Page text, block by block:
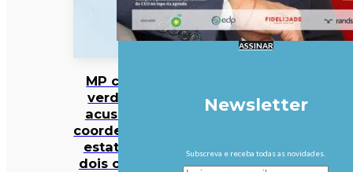
MP cabo-
verdiano
acusa ex-
coordenador
estatal de
dois crimes
ASSINAR
Newsletter
Subscreva e receba todas as novidades.